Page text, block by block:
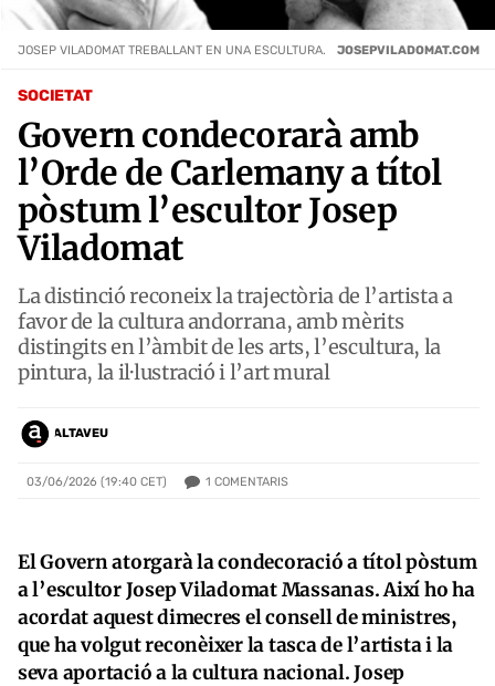
SOCIETAT
Govern condecorarà amb
l’Orde de Carlemany a títol
pòstum l’escultor Josep
Viladomat
La distinció reconeix la trajectòria de l’artista a
favor de la cultura andorrana, amb mèrits
distingits en l’àmbit de les arts, l’escultura, la
pintura, la il·lustració i l’art mural
ALTAVEU
03/06/2026 (19:40 CET) 1 COMENTARIS
JOSEP VILADOMAT TREBALLANT EN UNA ESCULTURA. JOSEPVILADOMAT.COM
El Govern atorgarà la condecoració a títol pòstum
a l’escultor Josep Viladomat Massanas. Així ho ha
acordat aquest dimecres el consell de ministres,
que ha volgut reconèixer la tasca de l’artista i la
seva aportació a la cultura nacional. Josep